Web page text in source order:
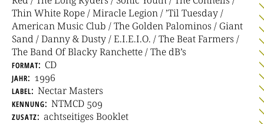
Thin White Rope / Miracle Legion / ’Til Tuesday /
American Music Club / The Golden Palominos / Giant
Sand / Danny & Dusty / E.I.E.I.O. / The Beat Farmers /
The Band Of Blacky Ranchette / The dB’s
format CD
jahr 1996
label Nectar Masters
kennung NTMCD 509
zusatz achtseitiges Booklet